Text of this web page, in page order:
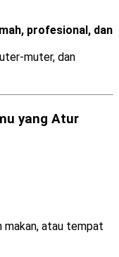
profesional, dan
muter, dan
yang Atur
makan, atau tempat